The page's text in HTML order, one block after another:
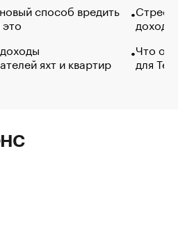
способ вредить
яхт и квартир
Что
для